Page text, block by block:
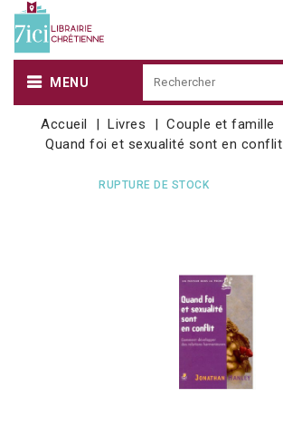
MENU
Accueil Livres Couple et famille
Quand foi et sexualité sont en conflit
RUPTURE DE STOCK